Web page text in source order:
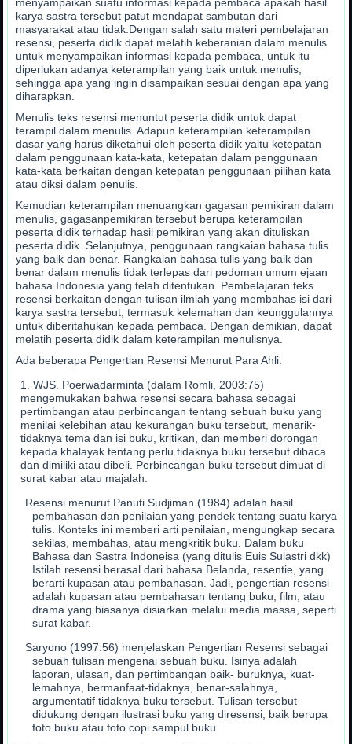
karya sastra tersebut patut mendapat sambutan dari
masyarakat atau tidak.Dengan salah satu materi pembelajaran
resensi, peserta didik dapat melatih keberanian dalam menulis
untuk menyampaikan informasi kepada pembaca, untuk itu
diperlukan adanya keterampilan yang baik untuk menulis,
sehingga apa yang ingin disampaikan sesuai dengan apa yang
diharapkan.
Menulis teks resensi menuntut peserta didik untuk dapat
terampil dalam menulis. Adapun keterampilan keterampilan
dasar yang harus diketahui oleh peserta didik yaitu ketepatan
dalam penggunaan kata-kata, ketepatan dalam penggunaan
kata-kata berkaitan dengan ketepatan penggunaan pilihan kata
atau diksi dalam penulis.
Kemudian keterampilan menuangkan gagasan pemikiran dalam
menulis, gagasanpemikiran tersebut berupa keterampilan
peserta didik terhadap hasil pemikiran yang akan dituliskan
peserta didik. Selanjutnya, penggunaan rangkaian bahasa tulis
yang baik dan benar. Rangkaian bahasa tulis yang baik dan
benar dalam menulis tidak terlepas dari pedoman umum ejaan
bahasa Indonesia yang telah ditentukan. Pembelajaran teks
resensi berkaitan dengan tulisan ilmiah yang membahas isi dari
karya sastra tersebut, termasuk kelemahan dan keunggulannya
untuk diberitahukan kepada pembaca. Dengan demikian, dapat
melatih peserta didik dalam keterampilan menulisnya.
Ada beberapa Pengertian Resensi Menurut Para Ahli:
WJS. Poerwadarminta (dalam Romli, 2003:75)
mengemukakan bahwa resensi secara bahasa sebagai
pertimbangan atau perbincangan tentang sebuah buku yang
menilai kelebihan atau kekurangan buku tersebut, menarik-
tidaknya tema dan isi buku, kritikan, dan memberi dorongan
kepada khalayak tentang perlu tidaknya buku tersebut dibaca
dan dimiliki atau dibeli. Perbincangan buku tersebut dimuat di
surat kabar atau majalah.
Resensi menurut Panuti Sudjiman (1984) adalah hasil
pembahasan dan penilaian yang pendek tentang suatu karya
tulis. Konteks ini memberi arti penilaian, mengungkap secara
sekilas, membahas, atau mengkritik buku. Dalam buku
Bahasa dan Sastra Indoneisa (yang ditulis Euis Sulastri dkk)
Istilah resensi berasal dari bahasa Belanda, resentie, yang
berarti kupasan atau pembahasan. Jadi, pengertian resensi
adalah kupasan atau pembahasan tentang buku, film, atau
drama yang biasanya disiarkan melalui media massa, seperti
surat kabar.
Saryono (1997:56) menjelaskan Pengertian Resensi sebagai
sebuah tulisan mengenai sebuah buku. Isinya adalah
laporan, ulasan, dan pertimbangan baik- buruknya, kuat-
lemahnya, bermanfaat-tidaknya, benar-salahnya,
argumentatif tidaknya buku tersebut. Tulisan tersebut
didukung dengan ilustrasi buku yang diresensi, baik berupa
foto buku atau foto copi sampul buku.